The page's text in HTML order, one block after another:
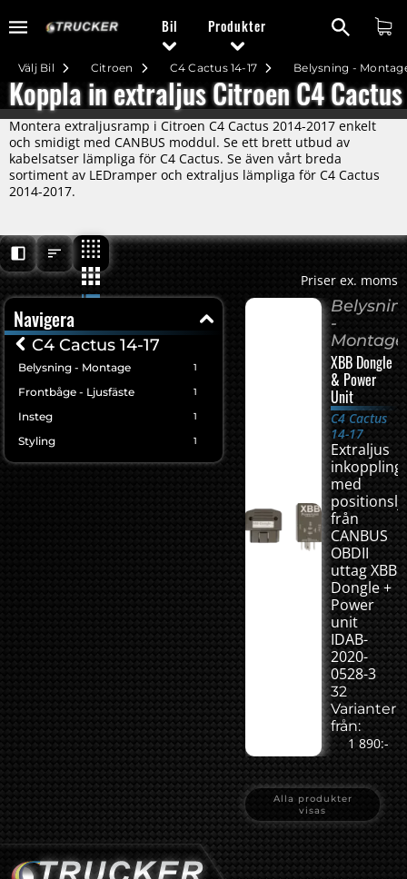
Bil Produkter
Belysning -
C4 Cactus 14-17
Citroen
Välj Bil
Koppla in extraljus Citroen C4
Montera extraljusramp i Citroen C4 Cactus 2014-2017 enkelt
och smidigt med CANBUS moddul. Se ett brett utbud av
kabelsatser lämpliga för C4 Cactus. Se även vårt breda
sortiment av LEDramper och extraljus lämpliga för C4 Cactus
2014-2017.
Priser ex. moms
Navigera
C4 Cactus 14-17
Belysning - Montage 1
Frontbåge - Ljusfäste 1
Insteg 1
Styling 1
-
Montage
XBB Dongle
& Power
Unit
C4 Cactus
14-17
Extraljus
inkoppling
med
från
CANBUS
OBDII
uttag XBB
Dongle +
Power
unit
IDAB-
2020-
0528-3
32
Varianter
från:
1 890:-
Alla produkter
visas